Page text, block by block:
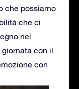
che possiamo
che ci
nel
giornata con il
con